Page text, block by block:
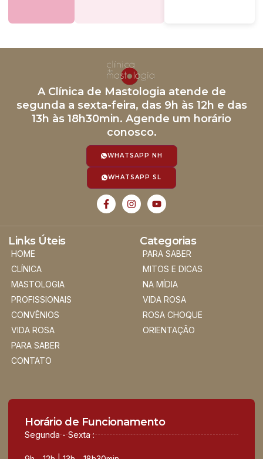
A Clínica de Mastologia atende de
segunda a sexta-feira, das 9h às 12h e das
13h às 18h30min. Agende um horário
conosco.
WHATSAPP NH
WHATSAPP SL
Links Úteis
HOME
CLÍNICA
MASTOLOGIA
PROFISSIONAIS
CONVÊNIOS
VIDA ROSA
PARA SABER
CONTATO
Categorias
PARA SABER
MITOS E DICAS
NA MÍDIA
VIDA ROSA
ROSA CHOQUE
ORIENTAÇÃO
Horário de Funcionamento
Segunda - Sexta :